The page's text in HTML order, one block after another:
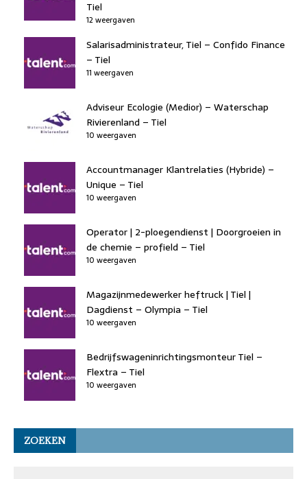
Tiel
12 weergaven
Salarisadministrateur, Tiel – Confido Finance
– Tiel
11 weergaven
Adviseur Ecologie (Medior) – Waterschap
Rivierenland – Tiel
10 weergaven
Accountmanager Klantrelaties (Hybride) –
Unique – Tiel
10 weergaven
Operator | 2-ploegendienst | Doorgroeien in
de chemie – profield – Tiel
10 weergaven
Magazijnmedewerker heftruck | Tiel |
Dagdienst – Olympia – Tiel
10 weergaven
Bedrijfswageninrichtingsmonteur Tiel –
Flextra – Tiel
10 weergaven
ZOEKEN